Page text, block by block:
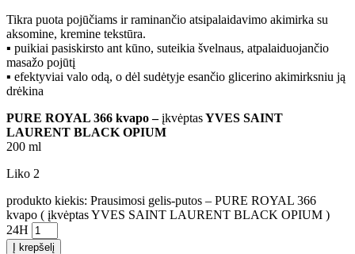
Tikra puota pojūčiams ir raminančio atsipalaidavimo akimirka su
aksomine, kremine tekstūra.
▪ puikiai pasiskirsto ant kūno, suteikia švelnaus, atpalaiduojančio
masažo pojūtį
▪ efektyviai valo odą, o dėl sudėtyje esančio glicerino akimirksniu ją
drėkina
PURE ROYAL 366 kvapo –įkvėptasYVES SAINT
LAURENT BLACK OPIUM
200 ml
Liko 2
produkto kiekis: Prausimosi gelis-putos – PURE ROYAL 366
kvapo ( įkvėptas YVES SAINT LAURENT BLACK OPIUM )
24H
Į krepšelį